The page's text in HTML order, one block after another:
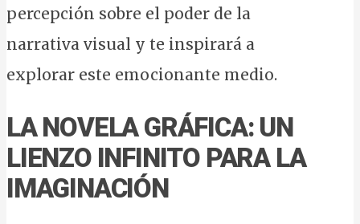
percepción sobre el poder de la
narrativa visual y te inspirará a
explorar este emocionante medio.
LA NOVELA GRÁFICA: UN
LIENZO INFINITO PARA LA
IMAGINACIÓN